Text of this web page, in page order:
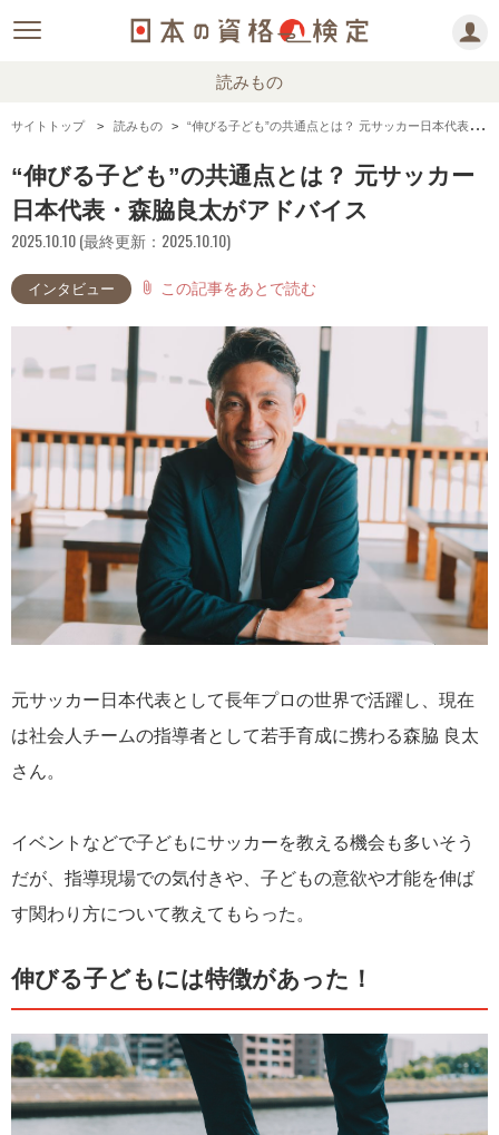
読みもの
サイトトップ 読みもの “伸びる子ども”の共通点とは？ 元サッカー日本代表・森脇良太がアドバイス
“伸びる子ども”の共通点とは？ 元サッカー
日本代表・森脇良太がアドバイス
2025.10.10 (最終更新：2025.10.10)
インタビュー attach_file この記事をあとで読む
元サッカー日本代表として長年プロの世界で活躍し、現在
は社会人チームの指導者として若手育成に携わる森脇 良太
さん。
イベントなどで子どもにサッカーを教える機会も多いそう
だが、指導現場での気付きや、子どもの意欲や才能を伸ば
す関わり方について教えてもらった。
伸びる子どもには特徴があった！